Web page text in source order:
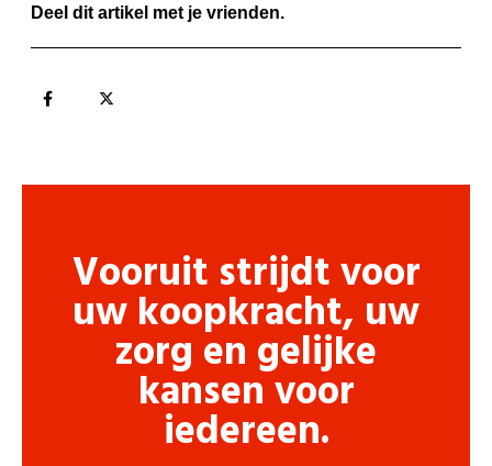
Deel dit artikel met je vrienden.
Vooruit strijdt voor
uw koopkracht, uw
zorg en gelijke
kansen voor
iedereen.